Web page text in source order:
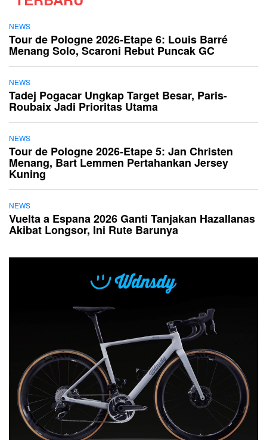
NEWS
Tour de Pologne 2026-Etape 6: Louis Barré
Menang Solo, Scaroni Rebut Puncak GC
NEWS
Tadej Pogacar Ungkap Target Besar, Paris-
Roubaix Jadi Prioritas Utama
NEWS
Tour de Pologne 2026-Etape 5: Jan Christen
Menang, Bart Lemmen Pertahankan Jersey
Kuning
NEWS
Vuelta a Espana 2026 Ganti Tanjakan Hazallanas
Akibat Longsor, Ini Rute Barunya